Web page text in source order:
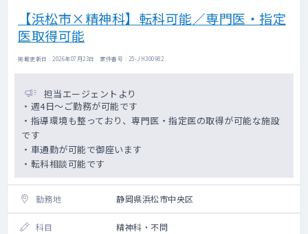
【浜松市×精神科】転科可能／専門医・指定
医取得可能
掲載更新日 : 2026年07月23日 案件番号 : 25-JH300982
担当エージェントより
・週4日～ご勤務が可能です
・指導環境も整っており、専門医・指定医の取得が可能な施設
です
・車通勤が可能で御座います
・転科相談可能です
勤務地 静岡県浜松市中央区
科目 精神科・不問